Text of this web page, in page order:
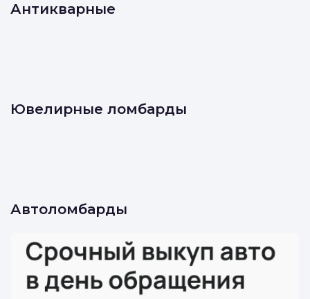
Антикварные
Ювелирные ломбарды
Автоломбарды